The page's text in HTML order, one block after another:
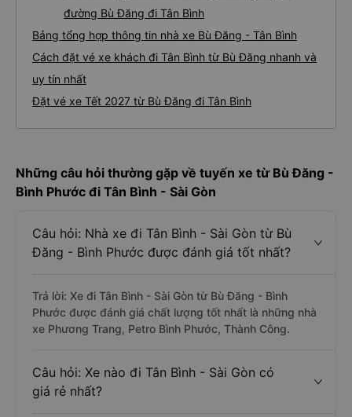
đường Bù Đăng đi Tân Bình
Bảng tổng hợp thông tin nhà xe Bù Đăng - Tân Bình
Cách đặt vé xe khách đi Tân Bình từ Bù Đăng nhanh và
uy tín nhất
Đặt vé xe Tết 2027 từ Bù Đăng đi Tân Bình
Những câu hỏi thường gặp về tuyến xe từ Bù Đăng -
Bình Phước đi Tân Bình - Sài Gòn
Câu hỏi: Nhà xe đi Tân Bình - Sài Gòn từ Bù
Đăng - Bình Phước được đánh giá tốt nhất?
Trả lời: Xe đi Tân Bình - Sài Gòn từ Bù Đăng - Bình
Phước được đánh giá chất lượng tốt nhất là những nhà
xe Phương Trang, Petro Bình Phước, Thành Công.
Câu hỏi: Xe nào đi Tân Bình - Sài Gòn có
giá rẻ nhất?